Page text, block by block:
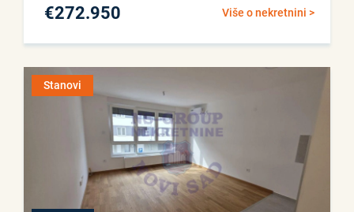
Više o nekretnini >
€272.950
Stanovi